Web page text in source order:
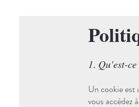
1. Qu'est-
Un cookie est
vous accédez